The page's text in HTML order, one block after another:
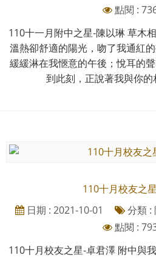
點閱 :
110十一月附中之星-陳以琳 草木
溫熱卻舒適的陽光，吻了我通紅
緩緩淋在我愜意的午後；悅耳的
到此刻，正說著我與你的
110十月校友之
日期 : 2021-10-01
分類 :
點閱 :
110十月校友之星-卓君澤 附中與